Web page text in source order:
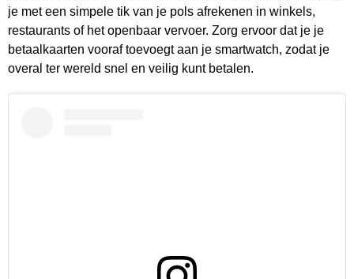
je met een simpele tik van je pols afrekenen in winkels,
restaurants of het openbaar vervoer. Zorg ervoor dat je je
betaalkaarten vooraf toevoegt aan je smartwatch, zodat je
overal ter wereld snel en veilig kunt betalen.